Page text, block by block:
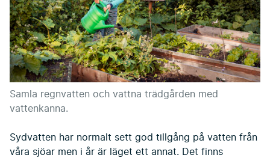
Samla regnvatten och vattna trädgården med
vattenkanna.
Sydvatten har normalt sett god tillgång på vatten från
våra sjöar men i år är läget ett annat. Det finns